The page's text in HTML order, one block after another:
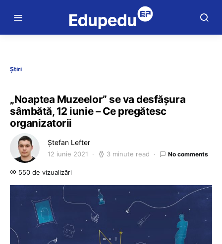
Știri
„Noaptea Muzeelor” se va desfășura
sâmbătă, 12 iunie – Ce pregătesc
organizatorii
Ștefan Lefter
12 iunie 2021 3 minute read No comments
550 de vizualizări